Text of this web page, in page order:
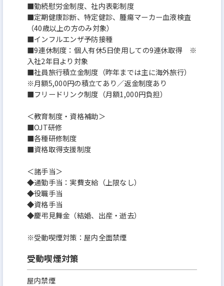
■勤続慰労金制度、社内表彰制度
■定期健康診断、特定健診、腫瘍マーカー血液検査
（40歳以上の方のみ対象）
■インフルエンザ予防接種
■9連休制度：個人有休5日使用しての9連休取得 ※
入社2年目より対象
■社員旅行積立金制度（昨年までは主に海外旅行）
※月額5,000円の積立てあり／返金制度あり
■フリードリンク制度（月額1,000円負担）
＜教育制度・資格補助＞
■OJT研修
■各種研修制度
■資格取得支援制度
＜諸手当＞
◆通勤手当：実費支給（上限なし）
◆役職手当
◆資格手当
◆慶弔見舞金（結婚、出産・逝去）
※受動喫煙対策：屋内全面禁煙
受動喫煙対策
屋内禁煙